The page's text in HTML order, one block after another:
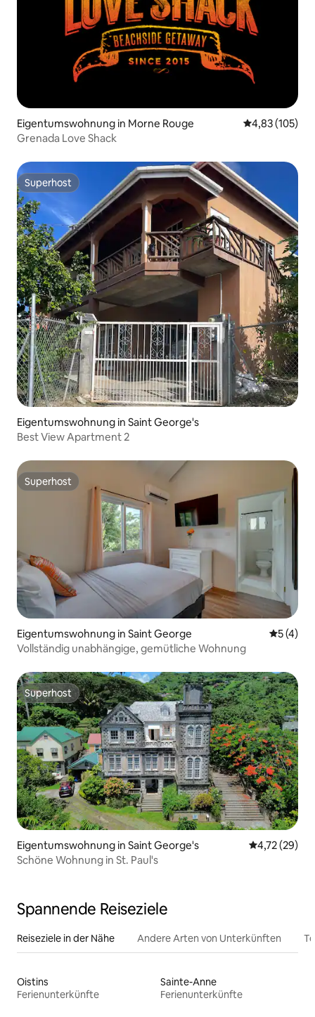
Eigentumswohnung in Morne Rouge
4,83 (105)
Grenada Love Shack
Superhost
Superhost
Eigentumswohnung in Saint George's
Best View Apartment 2
Superhost
Superhost
Eigentumswohnung in Saint George
5 (4)
Vollständig unabhängige, gemütliche Wohnung
Superhost
Superhost
Eigentumswohnung in Saint George's
4,72 (29)
Schöne Wohnung in St. Paul's
Spannende Reiseziele
Reiseziele in der Nähe Andere Arten von Unterkünften
Oistins
Ferienunterkünfte
Sainte-Anne
Ferienunterkünfte